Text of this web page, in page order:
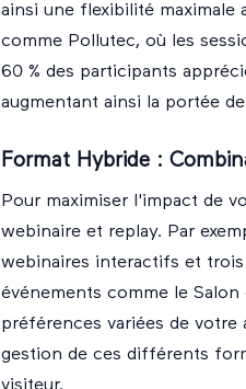
ainsi une flexibilité maximale
comme Pollutec, où les
60 % des participants
augmentant ainsi la portée
Format Hybride :
Pour maximiser l'impact de
webinaire et replay. Par
webinaires interactifs et trois
événements comme le
préférences variées de
gestion de ces différents
visiteur.